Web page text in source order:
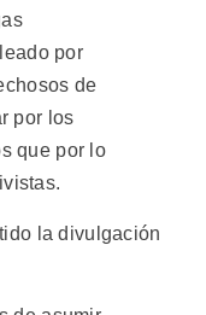
por
de
por los
que por lo
la divulgación